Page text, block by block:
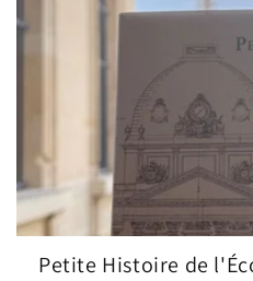
Petite Histoire de